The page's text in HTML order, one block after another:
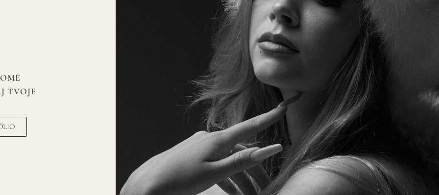
TVOJE